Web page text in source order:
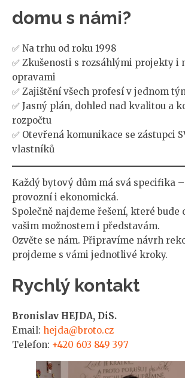
domu s námi?
✅ Na trhu od roku 1998
✅ Zkušenosti s rozsáhlými projekty i
opravami
✅ Zajištění všech profesí v jednom
✅ Jasný plán, dohled nad kvalitou a
rozpočtu
✅ Otevřená komunikace se zástupci
vlastníků
Každý bytový dům má svá specifika
provozní i ekonomická.
Společně najdeme řešení, které bude
vašim možnostem i představám.
Ozvěte se nám. Připravíme návrh
projdeme s vámi jednotlivé kroky.
Rychlý kontakt
Bronislav HEJDA, DiS.
Email: hejda@broto.cz
Telefon: +420 603 849 397